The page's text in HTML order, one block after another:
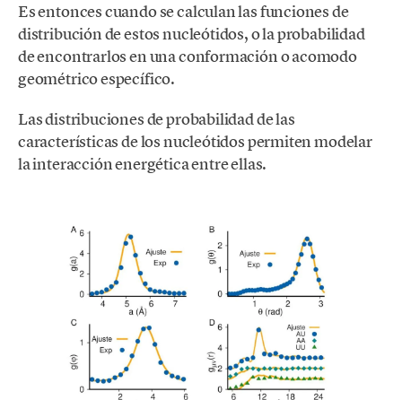
Es entonces cuando se calculan las funciones de
distribución de estos nucleótidos, o la probabilidad
de encontrarlos en una conformación o acomodo
geométrico específico.
Las distribuciones de probabilidad de las
características de los nucleótidos permiten modelar
la interacción energética entre ellas.